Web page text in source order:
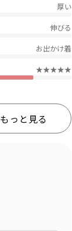
厚い
伸びる
お出かけ着
★★★★★
もっと見る